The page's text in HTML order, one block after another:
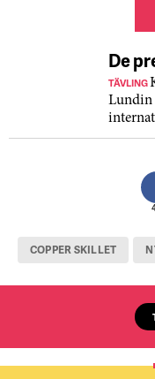
De
TÄVLING
Lundin
COPPER SKILLET